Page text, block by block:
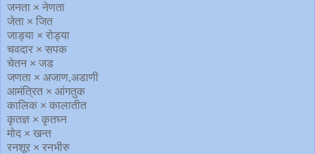
जनता × नेणता
जेता × जित
जाड्या × रोड्या
चवदार × सपक
चेतन × जड
जणता × अजाण,अडाणी
आमंत्रित × आंगतुक
कालिक × कालातीत
कृतज्ञ × कृतघ्न
मोद × खन्त
रनशूर × रनभीरु